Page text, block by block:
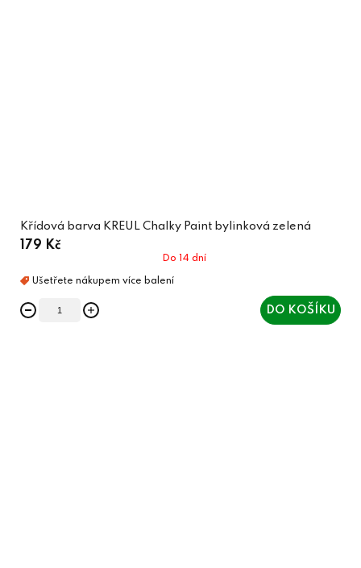
Křídová barva KREUL Chalky Paint bylinková zelená
179 Kč
Do 14 dní
DO KOŠÍKU